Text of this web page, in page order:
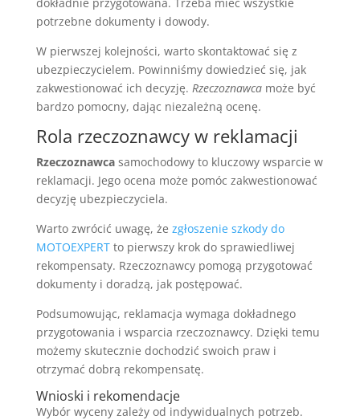
potrzebne dokumenty i dowody.
W pierwszej kolejności, warto skontaktować się z
ubezpieczycielem. Powinniśmy dowiedzieć się, jak
zakwestionować ich decyzję. Rzeczoznawcamoże być
bardzo pomocny, dając niezależną ocenę.
Rola rzeczoznawcy w reklamacji
Rzeczoznawcasamochodowy to kluczowy wsparcie w
reklamacji. Jego ocena może pomóc zakwestionować
decyzję ubezpieczyciela.
Warto zwrócić uwagę, że zgłoszenie szkody do
MOTOEXPERTto pierwszy krok do sprawiedliwej
rekompensaty. Rzeczoznawcy pomogą przygotować
dokumenty i doradzą, jak postępować.
Podsumowując, reklamacja wymaga dokładnego
przygotowania i wsparcia rzeczoznawcy. Dzięki temu
możemy skutecznie dochodzić swoich praw i
otrzymać dobrą rekompensatę.
Wnioski i rekomendacje
Wybór wyceny zależy od indywidualnych potrzeb.